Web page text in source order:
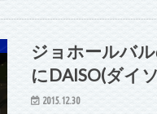
ジョホールバ
にDAISO(ダイ
2015.12.30